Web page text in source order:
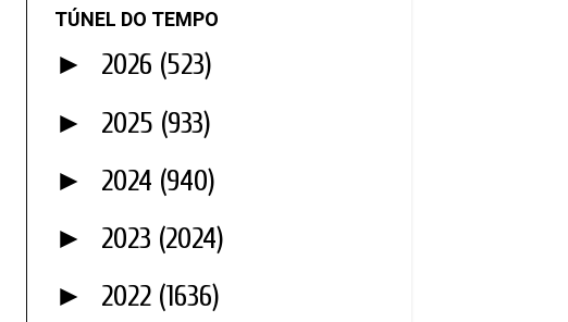
TÚNEL DO TEMPO
► 2026 (523)
► 2025 (933)
► 2024 (940)
► 2023 (2024)
► 2022 (1636)